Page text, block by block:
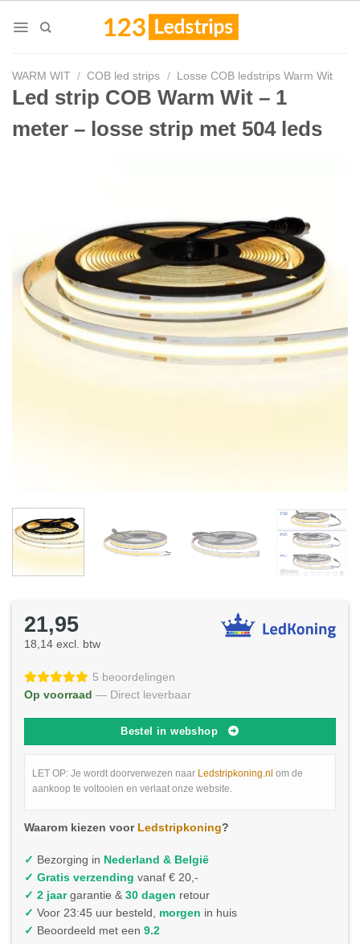
WARM WIT / COB led strips / Losse COB ledstrips Warm Wit
Led strip COB Warm Wit – 1
meter – losse strip met 504 leds
21,95
18,14 excl. btw
5 beoordelingen
Op voorraad — Direct leverbaar
Bestel in webshop
LET OP: Je wordt doorverwezen naar Ledstripkoning.nl om de
aankoop te voltooien en verlaat onze website.
Waarom kiezen voor Ledstripkoning?
✓ Bezorging in Nederland & België
✓ Gratis verzending vanaf € 20,-
✓ 2 jaargarantie & 30 dagen retour
✓ Voor 23:45 uur besteld, morgen in huis
✓ Beoordeeld met een 9.2